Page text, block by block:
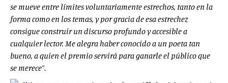
se mueve entre límites voluntariamente estrechos, tanto en la
forma como en los temas, y por gracia de esa estrechez
consigue construir un discurso profundo y accesible a
cualquier lector. Me alegra haber conocido a un poeta tan
bueno, a quien el premio servirá para ganarle el público que
se merece”.